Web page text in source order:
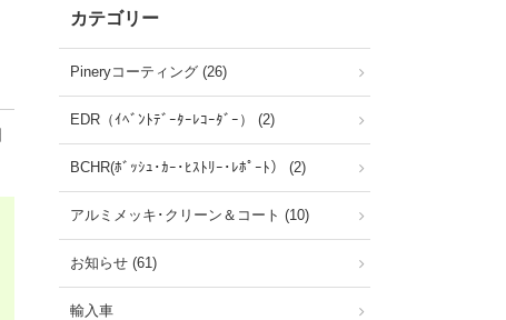
カテゴリー
Pineryコーティング (26)
EDR（ｲﾍﾞﾝﾄﾃﾞｰﾀｰﾚｺｰﾀﾞｰ） (2)
BCHR(ﾎﾞｯｼｭ･ｶｰ･ﾋｽﾄﾘｰ･ﾚﾎﾟｰﾄ） (2)
アルミメッキ･クリーン＆コート (10)
お知らせ (61)
輸入車